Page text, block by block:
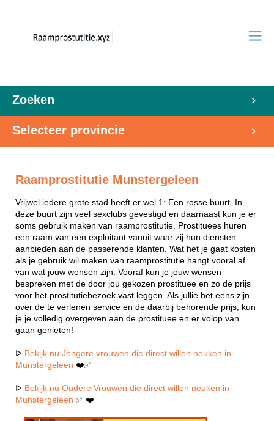
Zoeken
Selecteer provincie
Raamprostitutie Munstergeleen
Vrijwel iedere grote stad heeft er wel 1: Een rosse buurt. In
deze buurt zijn veel sexclubs gevestigd en daarnaast kun je er
soms gebruik maken van raamprostitutie. Prostituees huren
een raam van een exploitant vanuit waar zij hun diensten
aanbieden aan de passerende klanten. Wat het je gaat kosten
als je gebruik wil maken van raamprostitutie hangt vooral af
van wat jouw wensen zijn. Vooraf kun je jouw wensen
bespreken met de door jou gekozen prostituee en zo de prijs
voor het prostitutiebezoek vast leggen. Als jullie het eens zijn
over de te verlenen service en de daarbij behorende prijs, kun
je je volledig overgeven aan de prostituee en er volop van
gaan genieten!
ᐅ Bekijk nu Jongere vrouwen die direct willen neuken in
Munstergeleen ❤️✅
ᐅ Bekijk nu Oudere Vrouwen die direct willen neuken in
Munstergeleen ✅ ❤️